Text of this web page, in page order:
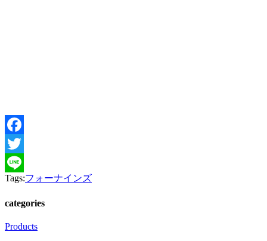
Facebook
Twitter
Line
Tags:フォーナインズ
categories
Products